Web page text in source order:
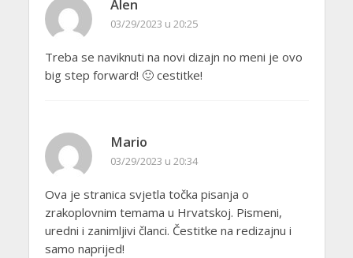
Alen
03/29/2023 u 20:25
Treba se naviknuti na novi dizajn no meni je ovo
big step forward! 🙂 cestitke!
Mario
03/29/2023 u 20:34
Ova je stranica svjetla točka pisanja o
zrakoplovnim temama u Hrvatskoj. Pismeni,
uredni i zanimljivi članci. Čestitke na redizajnu i
samo naprijed!